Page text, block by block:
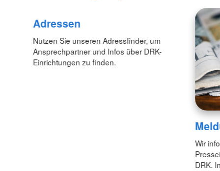
Adressen
Nutzen Sie unseren Adressfinder, um
Ansprechpartner und Infos über DRK-
Einrichtungen zu finden.
Wir
DRK.